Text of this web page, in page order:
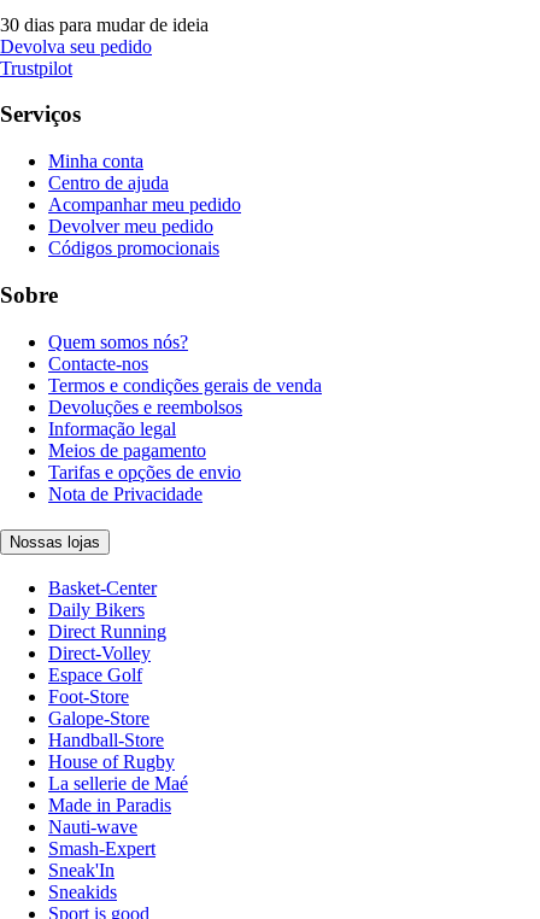
30 dias para mudar de ideia
Devolva seu pedido
Trustpilot
Serviços
Minha conta
Centro de ajuda
Acompanhar meu pedido
Devolver meu pedido
Códigos promocionais
Sobre
Quem somos nós?
Contacte-nos
Termos e condições gerais de venda
Devoluções e reembolsos
Informação legal
Meios de pagamento
Tarifas e opções de envio
Nota de Privacidade
Nossas lojas
Basket-Center
Daily Bikers
Direct Running
Direct-Volley
Espace Golf
Foot-Store
Galope-Store
Handball-Store
House of Rugby
La sellerie de Maé
Made in Paradis
Nauti-wave
Smash-Expert
Sneak'In
Sneakids
Sport is good